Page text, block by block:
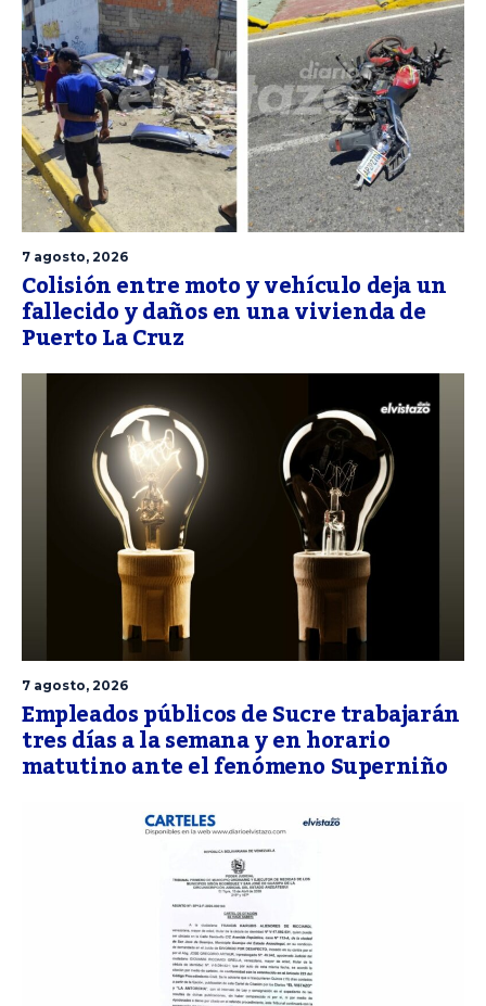
7 agosto, 2026
Colisión entre moto y vehículo deja un
fallecido y daños en una vivienda de
Puerto La Cruz
7 agosto, 2026
Empleados públicos de Sucre trabajarán
tres días a la semana y en horario
matutino ante el fenómeno Superniño